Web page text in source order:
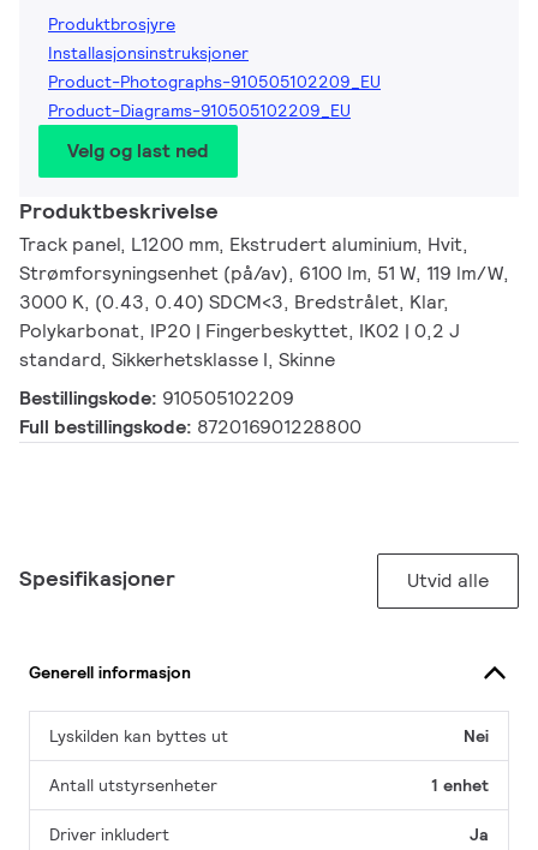
Produktbrosjyre
Installasjonsinstruksjoner
Product-Photographs-910505102209_EU
Product-Diagrams-910505102209_EU
Velg og last ned
Produktbeskrivelse
Track panel, L1200 mm, Ekstrudert aluminium, Hvit,
Strømforsyningsenhet (på/av), 6100 lm, 51 W, 119 lm/W,
3000 K, (0.43, 0.40) SDCM<3, Bredstrålet, Klar,
Polykarbonat, IP20 | Fingerbeskyttet, IK02 | 0,2 J
standard, Sikkerhetsklasse I, Skinne
Bestillingskode: 910505102209
Full bestillingskode: 872016901228800
Spesifikasjoner Utvid alle
Generell informasjon
Lyskilden kan byttes ut Nei
Antall utstyrsenheter 1 enhet
Driver inkludert Ja